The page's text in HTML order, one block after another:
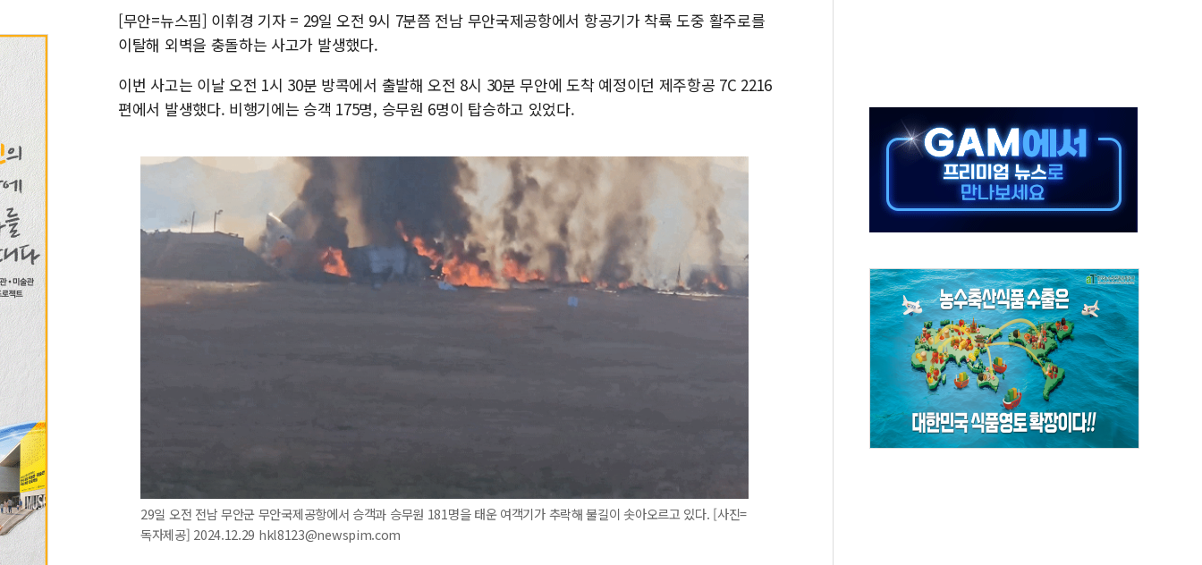
구미 폐염산처리업체서 불 2시간30여분만에 진화...외국인 노동자 숨져
[코인 시황] 비트코인, ETF 자금 유입에도 박스권…美 암호화폐 법안 처리 여부도 변수
[르포] 39도 폭염 속 잠실 개표소 시위 '62일째'..."대부분 여기서 상주"
강원·전라권 폭염중대경보 확대…온열질환자 2665명·사망 23명
[무안=뉴스핌] 이휘경 기자 = 29일 오전 9시 7분쯤 전남 무안국제공항에서 항공기가 착륙 도중 활주로를
이탈해 외벽을 충돌하는 사고가 발생했다.
이번 사고는 이날 오전 1시 30분 방콕에서 출발해 오전 8시 30분 무안에 도착 예정이던 제주항공 7C 2216
편에서 발생했다. 비행기에는 승객 175명, 승무원 6명이 탑승하고 있었다.
29일 오전 전남 무안군 무안국제공항에서 승객과 승무원 181명을 태운 여객기가 추락해 불길이 솟아오르고 있다. [사진=
독자제공] 2024.12.29 hkl8123@newspim.com